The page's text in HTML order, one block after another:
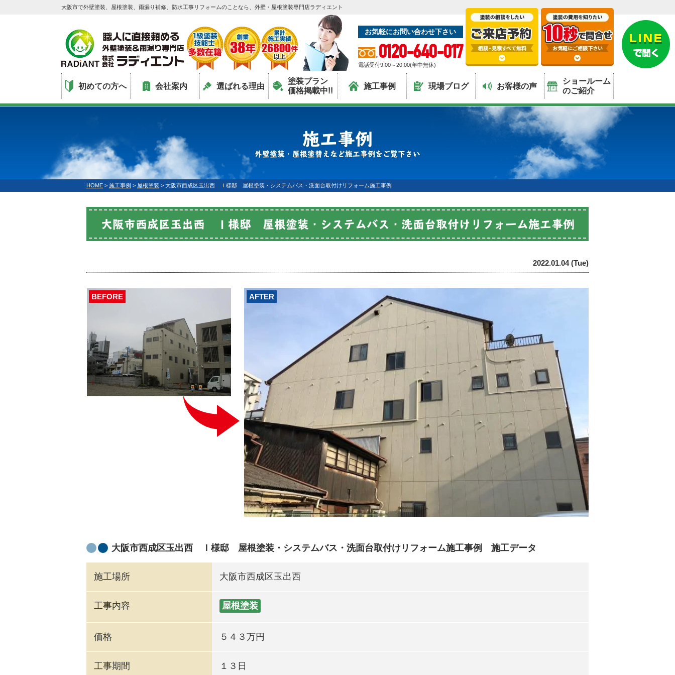
大阪市で外壁塗装、屋根塗装、雨漏り補修、防水工事リフォームのことなら、外壁・屋根塗装専門店ラディエント
お気軽にお問い合わせ下さい
0120-640-017
電話受付9:00～20:00(年中無休)
初めての方へ 会社案内 選ばれる理由
塗装プラン
価格掲載中!!
施工事例 現場ブログ お客様の声
ショールーム
のご紹介
施工事例
外壁塗装・屋根塗替えなど施工事例をご覧下さい
HOME > 施工事例 > 屋根塗装 > 大阪市西成区玉出西 Ｉ様邸 屋根塗装・システムバス・洗面台取付けリフォーム施工事例
大阪市西成区玉出西 Ｉ様邸 屋根塗装・システムバス・洗面台取付けリフォーム施工事例
2022.01.04 (Tue)
AFTER
BEFORE
大阪市西成区玉出西 Ｉ様邸 屋根塗装・システムバス・洗面台取付けリフォーム施工事例 施工データ
施工場所 大阪市西成区玉出西
工事内容 屋根塗装
価格 ５４３万円
工事期間 １３日